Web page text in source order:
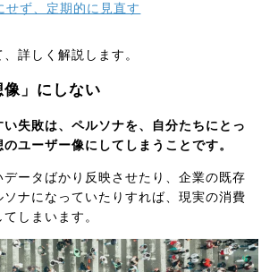
せず、定期的に見直す
詳しく解説します。
像」にしない
い失敗は、ペルソナを、自分たちにとっ
ユーザー像にしてしまうことです。
データばかり反映させたり、企業の既存
ナになっていたりすれば、現実の消費
しまいます。